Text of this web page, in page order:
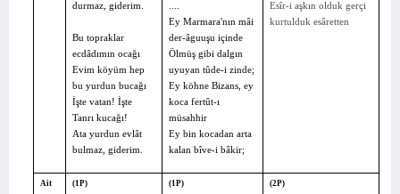
durmaz, giderim.
Bu topraklar
ecdâdımın ocağı
Evim köyüm hep
bu yurdun bucağı
İşte vatan! İşte
Tanrı kucağı!
Ata yurdun evlât
bulmaz, giderim.
Ey Marmara'nın mâi
der-âguuşu içinde
Ölmüş gibi dalgın
uyuyan tûde-i zinde;
Ey köhne Bizans, ey
koca fertût-ı
müsahhir
Ey bin kocadan arta
kalan bîve-i bâkir;
Esîr-i aşkın olduk gerçi
kurtulduk esâretten
Ait
(1P) (1P) (2P)